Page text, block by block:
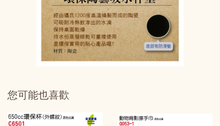
您可能也喜歡